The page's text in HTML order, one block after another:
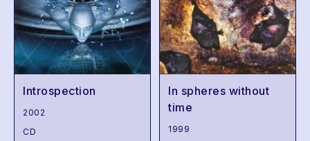
Introspection
2002
CD
In spheres without
time
1999